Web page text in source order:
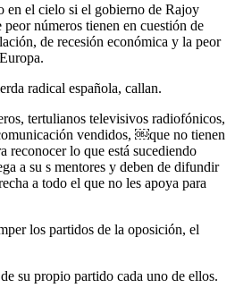
en el cielo si el gobierno de Rajoy
números tienen en cuestión de
de recesión económica y la peor
radical española, callan.
tertulianos televisivos radiofónicos,
vendidos, ￼que no tienen
reconocer lo que está sucediendo
a su s mentores y deben de difundir
a todo el que no les apoya para
los partidos de la oposición, el
su propio partido cada uno de ellos.